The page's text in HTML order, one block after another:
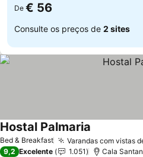
De € 56
Consulte os preços de 2 sites
Bed & Breakfast Varandas com vistas
Hostal Palmaria
9,2 Excelente 1.051 Cala